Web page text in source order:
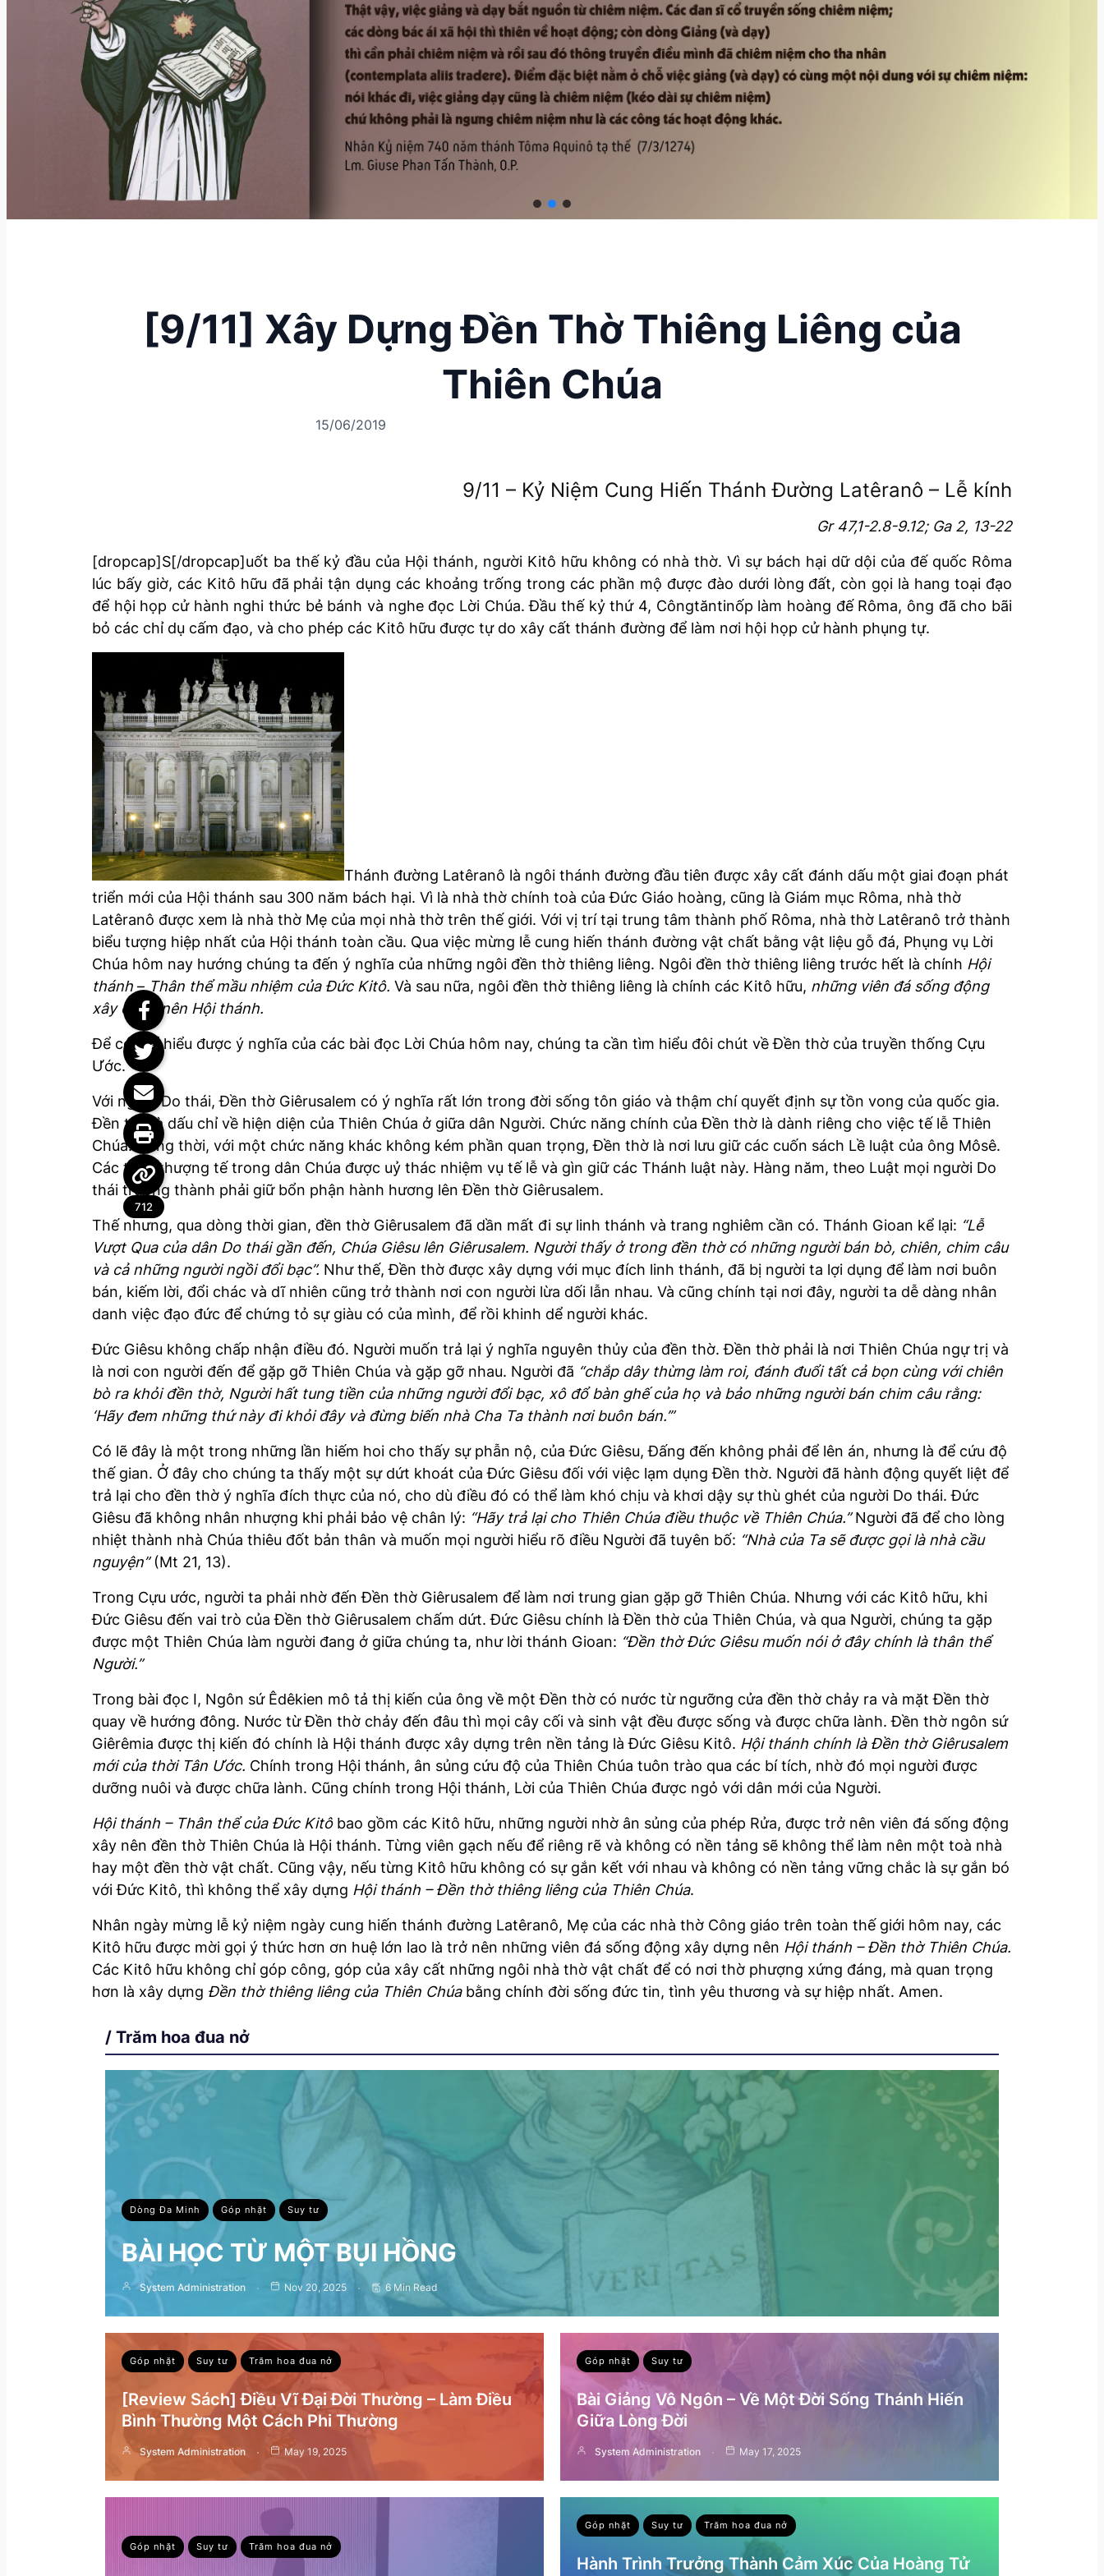
[9/11] Xây Dựng Đền Thờ Thiêng Liêng của
Thiên Chúa
15/06/2019
9/11 – Kỷ Niệm Cung Hiến Thánh Đường Latêranô – Lễ kính
Gr 47,1-2.8-9.12; Ga 2, 13-22
[dropcap]S[/dropcap]uốt ba thế kỷ đầu của Hội thánh, người Kitô hữu không có nhà thờ. Vì sự bách hại dữ dội của đế quốc Rôma
lúc bấy giờ, các Kitô hữu đã phải tận dụng các khoảng trống trong các phần mộ được đào dưới lòng đất, còn gọi là hang toại đạo
để hội họp cử hành nghi thức bẻ bánh và nghe đọc Lời Chúa. Đầu thế kỷ thứ 4, Côngtăntinốp làm hoàng đế Rôma, ông đã cho bãi
bỏ các chỉ dụ cấm đạo, và cho phép các Kitô hữu được tự do xây cất thánh đường để làm nơi hội họp cử hành phụng tự.
Thánh đường Latêranô là ngôi thánh đường đầu tiên được xây cất đánh dấu một giai đoạn phát
triển mới của Hội thánh sau 300 năm bách hại. Vì là nhà thờ chính toà của Đức Giáo hoàng, cũng là Giám mục Rôma, nhà thờ
Latêranô được xem là nhà thờ Mẹ của mọi nhà thờ trên thế giới. Với vị trí tại trung tâm thành phố Rôma, nhà thờ Latêranô trở thành
biểu tượng hiệp nhất của Hội thánh toàn cầu. Qua việc mừng lễ cung hiến thánh đường vật chất bằng vật liệu gỗ đá, Phụng vụ Lời
Chúa hôm nay hướng chúng ta đến ý nghĩa của những ngôi đền thờ thiêng liêng. Ngôi đền thờ thiêng liêng trước hết là chính Hội
thánh –Thân thể mầu nhiệm của Đức Kitô. Và sau nữa, ngôi đền thờ thiêng liêng là chính các Kitô hữu, những viên đá sống động
xây dựng nên Hội thánh.
Để có thể hiểu được ý nghĩa của các bài đọc Lời Chúa hôm nay, chúng ta cần tìm hiểu đôi chút về Đền thờ của truyền thống Cựu
Ước.
Với người Do thái, Đền thờ Giêrusalem có ý nghĩa rất lớn trong đời sống tôn giáo và thậm chí quyết định sự tồn vong của quốc gia.
Đền thờ là dấu chỉ về hiện diện của Thiên Chúa ở giữa dân Người. Chức năng chính của Đền thờ là dành riêng cho việc tế lễ Thiên
Chúa. Đồng thời, với một chức năng khác không kém phần quan trọng, Đền thờ là nơi lưu giữ các cuốn sách Lề luật của ông Môsê.
Các thầy thượng tế trong dân Chúa được uỷ thác nhiệm vụ tế lễ và gìn giữ các Thánh luật này. Hàng năm, theo Luật mọi người Do
thái trưởng thành phải giữ bổn phận hành hương lên Đền thờ Giêrusalem.
Thế nhưng, qua dòng thời gian, đền thờ Giêrusalem đã dần mất đi sự linh thánh và trang nghiêm cần có. Thánh Gioan kể lại: “Lễ
Vượt Qua của dân Do thái gần đến, Chúa Giêsu lên Giêrusalem. Người thấy ở trong đền thờ có những người bán bò, chiên, chim câu
và cả những người ngồi đổi bạc”. Như thế, Đền thờ được xây dựng với mục đích linh thánh, đã bị người ta lợi dụng để làm nơi buôn
bán, kiếm lời, đổi chác và dĩ nhiên cũng trở thành nơi con người lừa dối lẫn nhau. Và cũng chính tại nơi đây, người ta dễ dàng nhân
danh việc đạo đức để chứng tỏ sự giàu có của mình, để rồi khinh dể người khác.
Đức Giêsu không chấp nhận điều đó. Người muốn trả lại ý nghĩa nguyên thủy của đền thờ. Đền thờ phải là nơi Thiên Chúa ngự trị và
là nơi con người đến để gặp gỡ Thiên Chúa và gặp gỡ nhau. Người đã “chắp dây thừng làm roi, đánh đuổi tất cả bọn cùng với chiên
bò ra khỏi đền thờ, Người hất tung tiền của những người đổi bạc, xô đổ bàn ghế của họ và bảo những người bán chim câu rằng:
‘Hãy đem những thứ này đi khỏi đây và đừng biến nhà Cha Ta thành nơi buôn bán.’”
Có lẽ đây là một trong những lần hiếm hoi cho thấy sự phẫn nộ, của Đức Giêsu, Đấng đến không phải để lên án, nhưng là để cứu độ
thế gian. Ở đây cho chúng ta thấy một sự dứt khoát của Đức Giêsu đối với việc lạm dụng Đền thờ. Người đã hành động quyết liệt để
trả lại cho đền thờ ý nghĩa đích thực của nó, cho dù điều đó có thể làm khó chịu và khơi dậy sự thù ghét của người Do thái. Đức
Giêsu đã không nhân nhượng khi phải bảo vệ chân lý: “Hãy trả lại cho Thiên Chúa điều thuộc về Thiên Chúa.”Người đã để cho lòng
nhiệt thành nhà Chúa thiêu đốt bản thân và muốn mọi người hiểu rõ điều Người đã tuyên bố: “Nhà của Ta sẽ được gọi là nhà cầu
nguyện”(Mt 21, 13).
Trong Cựu ước, người ta phải nhờ đến Đền thờ Giêrusalem để làm nơi trung gian gặp gỡ Thiên Chúa. Nhưng với các Kitô hữu, khi
Đức Giêsu đến vai trò của Đền thờ Giêrusalem chấm dứt. Đức Giêsu chính là Đền thờ của Thiên Chúa, và qua Người, chúng ta gặp
được một Thiên Chúa làm người đang ở giữa chúng ta, như lời thánh Gioan: “Đền thờ Đức Giêsu muốn nói ở đây chính là thân thể
Người.”
Trong bài đọc I, Ngôn sứ Êdêkien mô tả thị kiến của ông về một Đền thờ có nước từ ngưỡng cửa đền thờ chảy ra và mặt Đền thờ
quay về hướng đông. Nước từ Đền thờ chảy đến đâu thì mọi cây cối và sinh vật đều được sống và được chữa lành. Đền thờ ngôn sứ
Giêrêmia được thị kiến đó chính là Hội thánh được xây dựng trên nền tảng là Đức Giêsu Kitô. Hội thánh chính là Đền thờ Giêrusalem
mới của thời Tân Ước. Chính trong Hội thánh, ân sủng cứu độ của Thiên Chúa tuôn trào qua các bí tích, nhờ đó mọi người được
dưỡng nuôi và được chữa lành. Cũng chính trong Hội thánh, Lời của Thiên Chúa được ngỏ với dân mới của Người.
Hội thánh – Thân thể của Đức Kitôbao gồm các Kitô hữu, những người nhờ ân sủng của phép Rửa, được trở nên viên đá sống động
xây nên đền thờ Thiên Chúa là Hội thánh. Từng viên gạch nếu để riêng rẽ và không có nền tảng sẽ không thể làm nên một toà nhà
hay một đền thờ vật chất. Cũng vậy, nếu từng Kitô hữu không có sự gắn kết với nhau và không có nền tảng vững chắc là sự gắn bó
với Đức Kitô, thì không thể xây dựng Hội thánh – Đền thờ thiêng liêng của Thiên Chúa.
Nhân ngày mừng lễ kỷ niệm ngày cung hiến thánh đường Latêranô, Mẹ của các nhà thờ Công giáo trên toàn thế giới hôm nay, các
Kitô hữu được mời gọi ý thức hơn ơn huệ lớn lao là trở nên những viên đá sống động xây dựng nên Hội thánh – Đền thờ Thiên Chúa.
Các Kitô hữu không chỉ góp công, góp của xây cất những ngôi nhà thờ vật chất để có nơi thờ phượng xứng đáng, mà quan trọng
hơn là xây dựng Đền thờ thiêng liêng của Thiên Chúabằng chính đời sống đức tin, tình yêu thương và sự hiệp nhất. Amen.
/ Trăm hoa đua nở
Dòng Đa Minh Góp nhặt Suy tư
BÀI HỌC TỪ MỘT BỤI HỒNG
System Administration Nov 20, 2025 6 Min Read
Góp nhặt Suy tư Trăm hoa đua nở
[Review Sách] Điều Vĩ Đại Đời Thường – Làm Điều
Bình Thường Một Cách Phi Thường
System Administration May 19, 2025
Góp nhặt Suy tư
Bài Giảng Vô Ngôn – Về Một Đời Sống Thánh Hiến
Giữa Lòng Đời
System Administration May 17, 2025
Góp nhặt Suy tư Trăm hoa đua nở
Góp nhặt Suy tư Trăm hoa đua nở
Hành Trình Trưởng Thành Cảm Xúc Của Hoàng Tử
712